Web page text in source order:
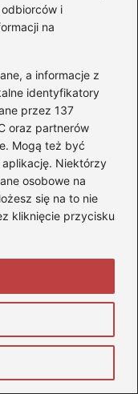
i
na
a informacje z
identyfikatory
przez 137
oraz partnerów
Mogą też być
Niektórzy
osobowe na
się na to nie
kliknięcie przycisku
w